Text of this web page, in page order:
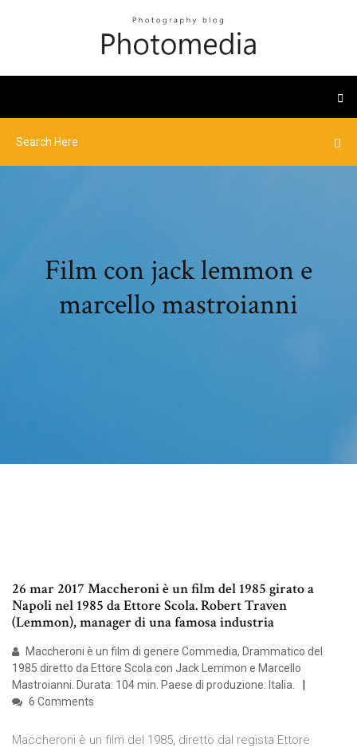
Film con jack lemmon e
marcello mastroianni
26 mar 2017 Maccheroni è un film del 1985 girato a
Napoli nel 1985 da Ettore Scola. Robert Traven
(Lemmon), manager di una famosa industria
Maccheroni è un film di genere Commedia, Drammatico del
1985 diretto da Ettore Scola con Jack Lemmon e Marcello
Mastroianni. Durata: 104 min. Paese di produzione: Italia.
6 Comments
Maccheroni è un film del 1985, diretto dal regista Ettore